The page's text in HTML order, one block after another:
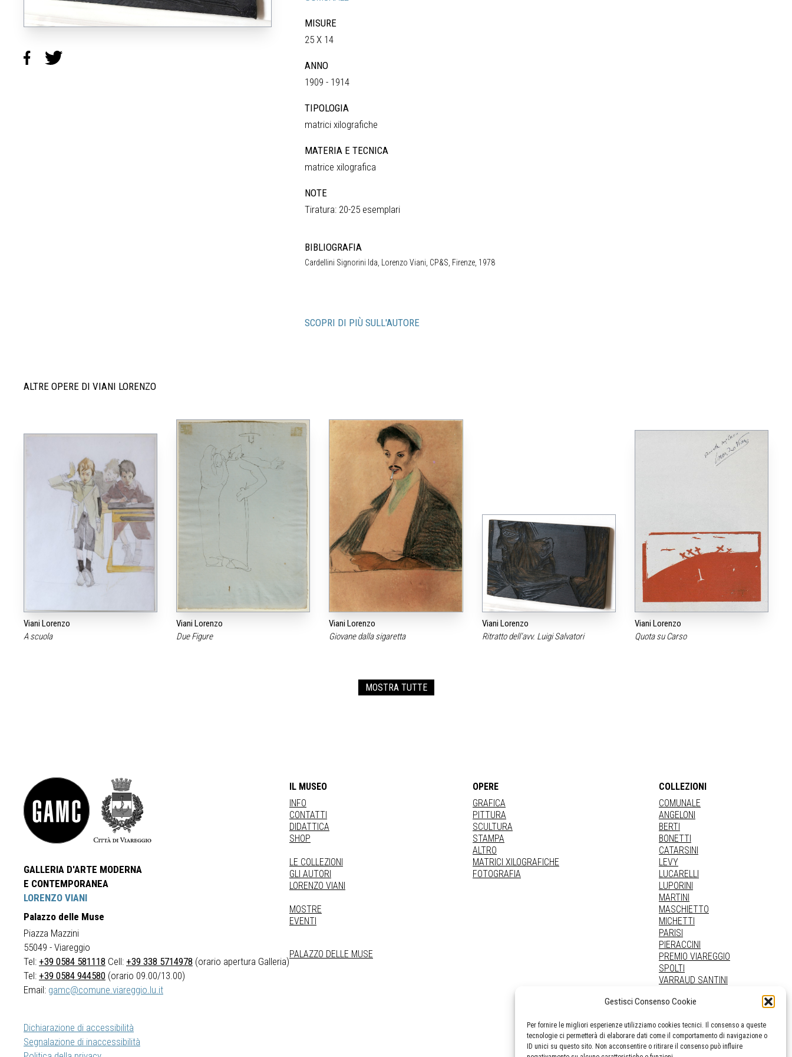
Gestisci Consenso Cookie
Per fornire le migliori esperienze utilizziamo cookies tecnici. Il consenso a queste
tecnologie ci permetterà di elaborare dati come il comportamento di navigazione o
ID unici su questo sito. Non acconsentire o ritirare il consenso può influire
MISURE
25 X 14
ANNO
1909 - 1914
TIPOLOGIA
matrici xilografiche
MATERIA E TECNICA
matrice xilografica
NOTE
Tiratura: 20-25 esemplari
BIBLIOGRAFIA
Cardellini Signorini Ida, Lorenzo Viani, CP&S, Firenze, 1978
SCOPRI DI PIÙ SULL'AUTORE
ALTRE OPERE DI VIANI LORENZO
Viani Lorenzo
A scuola
Viani Lorenzo
Due Figure
Viani Lorenzo
Giovane dalla sigaretta
Viani Lorenzo
Ritratto dell‘avv. Luigi Salvatori
Viani Lorenzo
Quota su Carso
MOSTRA TUTTE
GALLERIA D'ARTE MODERNA
E CONTEMPORANEA
LORENZO VIANI
Palazzo delle Muse
Piazza Mazzini
55049 - Viareggio
Tel: +39 0584 581118 Cell: +39 338 5714978 (orario apertura Galleria)
Tel: +39 0584 944580 (orario 09.00/13.00)
Email: gamc@comune.viareggio.lu.it
Dichiarazione di accessibilità
Segnalazione di inaccessibilità
IL MUSEO
INFO
CONTATTI
DIDATTICA
SHOP
LE COLLEZIONI
GLI AUTORI
LORENZO VIANI
MOSTRE
EVENTI
PALAZZO DELLE MUSE
OPERE
GRAFICA
PITTURA
SCULTURA
STAMPA
ALTRO
MATRICI XILOGRAFICHE
FOTOGRAFIA
COLLEZIONI
COMUNALE
ANGELONI
BERTI
BONETTI
CATARSINI
LEVY
LUCARELLI
LUPORINI
MARTINI
MASCHIETTO
MICHETTI
PARISI
PIERACCINI
PREMIO VIAREGGIO
SPOLTI
VARRAUD SANTINI